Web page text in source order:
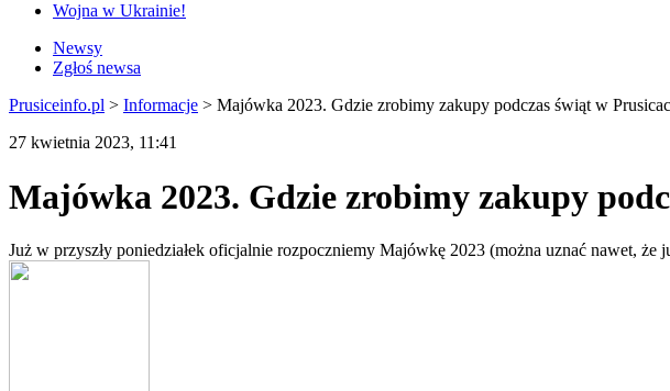
Wojna w Ukrainie!
Newsy
Zgłoś newsa
Prusiceinfo.pl > Informacje > Majówka 2023. Gdzie zrobimy zakupy podczas świąt w
27 kwietnia 2023, 11:41
Majówka 2023. Gdzie zrobimy zakupy
Już w przyszły poniedziałek oficjalnie rozpoczniemy Majówkę 2023 (można uznać nawet,